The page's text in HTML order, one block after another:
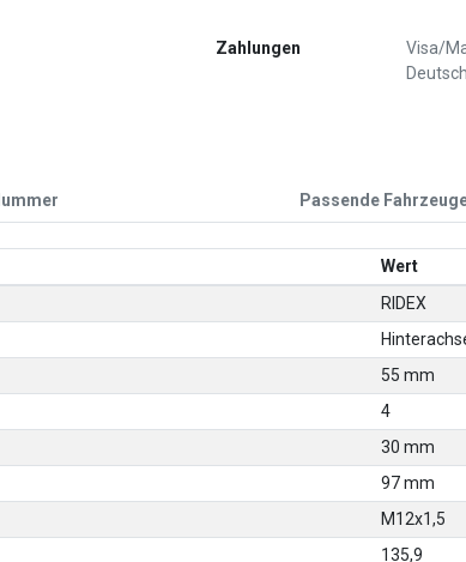
Zahlungen
Visa/
Passende
Wert
RIDEX
55 mm
4
30 mm
97 mm
M12x1,5
135,9